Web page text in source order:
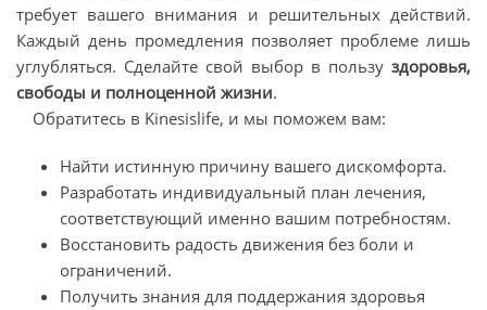
требует вашего внимания и решительных действий.
Каждый день промедления позволяет проблеме лишь
углубляться. Сделайте свой выбор в пользу здоровья,
свободы и полноценной жизни.
Обратитесь в Kinesislife, и мы поможем вам:
Найти истинную причину вашего дискомфорта.
Разработать индивидуальный план лечения,
соответствующий именно вашим потребностям.
Восстановить радость движения без боли и
ограничений.
Получить знания для поддержания здоровья